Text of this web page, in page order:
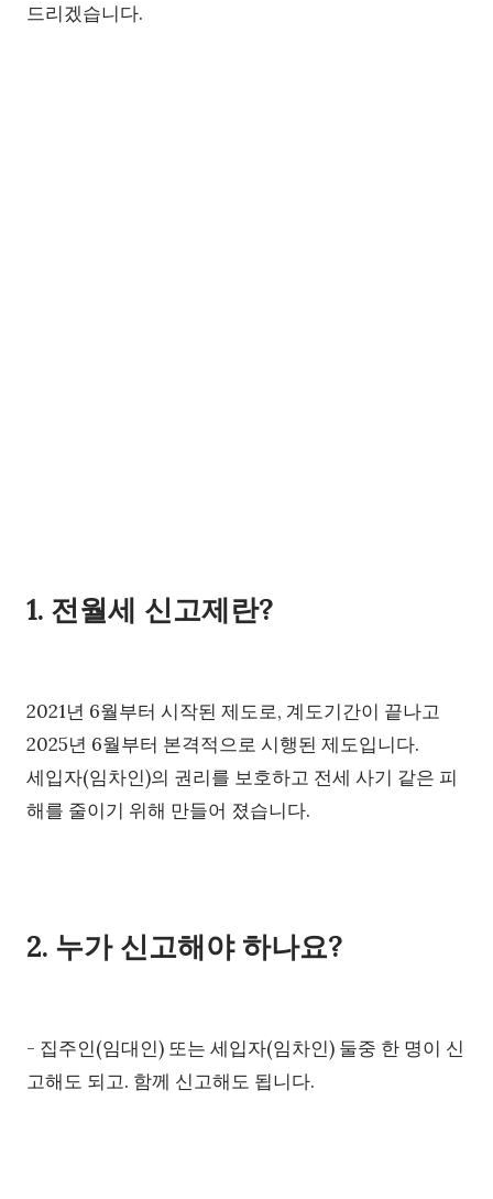
드리겠습니다.
1. 전월세 신고제란?
2021년 6월부터 시작된 제도로, 계도기간이 끝나고
2025년 6월부터 본격적으로 시행된 제도입니다.
세입자(임차인)의 권리를 보호하고 전세 사기 같은 피
해를 줄이기 위해 만들어 졌습니다.
2. 누가 신고해야 하나요?
- 집주인(임대인) 또는 세입자(임차인) 둘중 한 명이 신
고해도 되고. 함께 신고해도 됩니다.